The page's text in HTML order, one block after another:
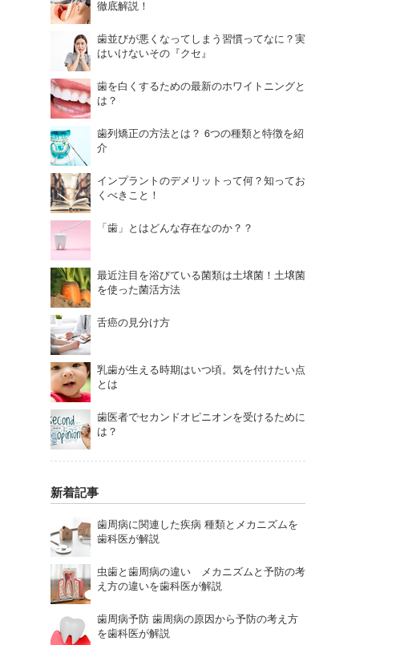
徹底解説！
歯並びが悪くなってしまう習慣ってなに？実
はいけないその『クセ』
歯を白くするための最新のホワイトニングと
は？
歯列矯正の方法とは？ 6つの種類と特徴を紹
介
インプラントのデメリットって何？知ってお
くべきこと！
「歯」とはどんな存在なのか？？
最近注目を浴びている菌類は土壌菌！土壌菌
を使った菌活方法
舌癌の見分け方
乳歯が生える時期はいつ頃。気を付けたい点
とは
歯医者でセカンドオピニオンを受けるために
は？
新着記事
歯周病に関連した疾病 種類とメカニズムを
歯科医が解説
虫歯と歯周病の違い メカニズムと予防の考
え方の違いを歯科医が解説
歯周病予防 歯周病の原因から予防の考え方
を歯科医が解説